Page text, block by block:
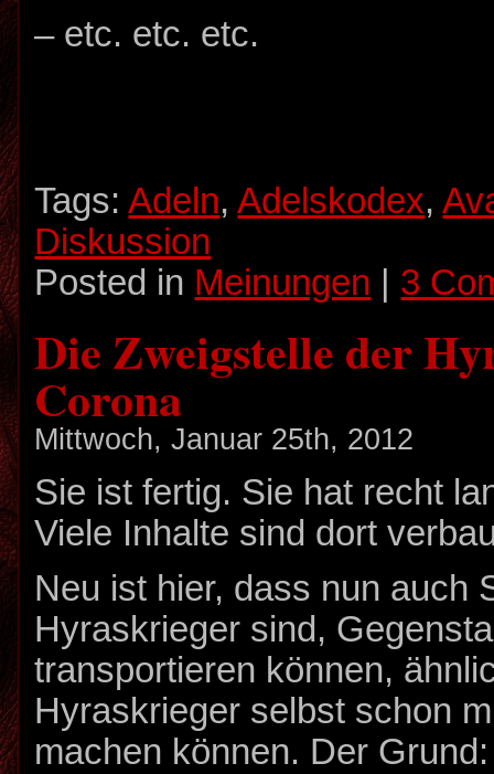
– etc. etc. etc.
Tags:Adeln,Adelskodex,
Diskussion
Posted in Meinungen 3
Die Zweigstelle der
Corona
Mittwoch, Januar 25th, 2012
Sie ist fertig. Sie hat recht
Viele Inhalte sind dort
Neu ist hier, dass nun auch
Hyraskrieger sind,
transportieren können,
Hyraskrieger selbst schon
machen können. Der